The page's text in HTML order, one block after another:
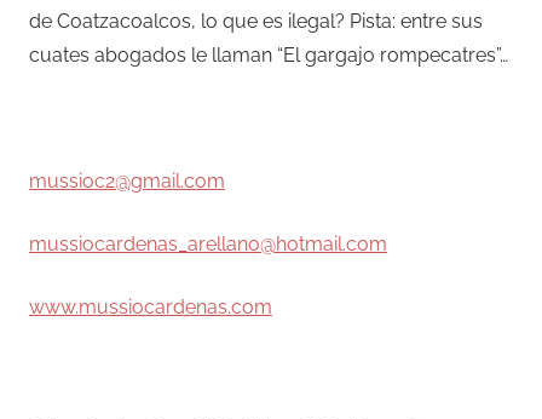
de Coatzacoalcos, lo que es ilegal? Pista: entre sus
cuates abogados le llaman “El gargajo rompecatres”…
mussioc2@gmail.com
mussiocardenas_arellano@hotmail.com
www.mussiocardenas.com